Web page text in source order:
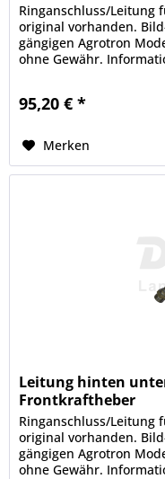
Ringanschluss/Leitung
original vorhanden.
gängigen Agrotron
ohne Gewähr.
95,20 € *
Merken
Leitung hinten
Frontkraftheber
Ringanschluss/Leitung
original vorhanden.
gängigen Agrotron
ohne Gewähr.